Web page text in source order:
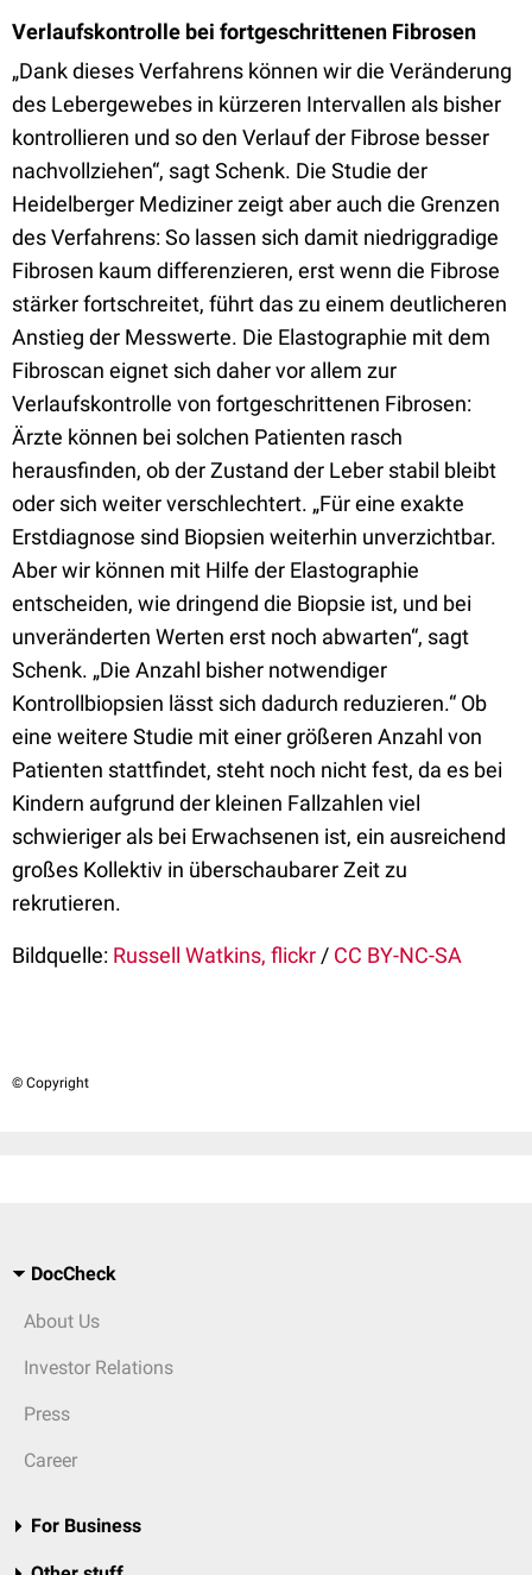
Verlaufskontrolle bei fortgeschrittenen Fibrosen
„Dank dieses Verfahrens können wir die Veränderung
des Lebergewebes in kürzeren Intervallen als bisher
kontrollieren und so den Verlauf der Fibrose besser
nachvollziehen“, sagt Schenk. Die Studie der
Heidelberger Mediziner zeigt aber auch die Grenzen
des Verfahrens: So lassen sich damit niedriggradige
Fibrosen kaum differenzieren, erst wenn die Fibrose
stärker fortschreitet, führt das zu einem deutlicheren
Anstieg der Messwerte. Die Elastographie mit dem
Fibroscan eignet sich daher vor allem zur
Verlaufskontrolle von fortgeschrittenen Fibrosen:
Ärzte können bei solchen Patienten rasch
herausfinden, ob der Zustand der Leber stabil bleibt
oder sich weiter verschlechtert. „Für eine exakte
Erstdiagnose sind Biopsien weiterhin unverzichtbar.
Aber wir können mit Hilfe der Elastographie
entscheiden, wie dringend die Biopsie ist, und bei
unveränderten Werten erst noch abwarten“, sagt
Schenk. „Die Anzahl bisher notwendiger
Kontrollbiopsien lässt sich dadurch reduzieren.“ Ob
eine weitere Studie mit einer größeren Anzahl von
Patienten stattfindet, steht noch nicht fest, da es bei
Kindern aufgrund der kleinen Fallzahlen viel
schwieriger als bei Erwachsenen ist, ein ausreichend
großes Kollektiv in überschaubarer Zeit zu
rekrutieren.
Bildquelle: Russell Watkins, flickr / CC BY-NC-SA
© Copyright
DocCheck
About Us
Investor Relations
Press
Career
For Business